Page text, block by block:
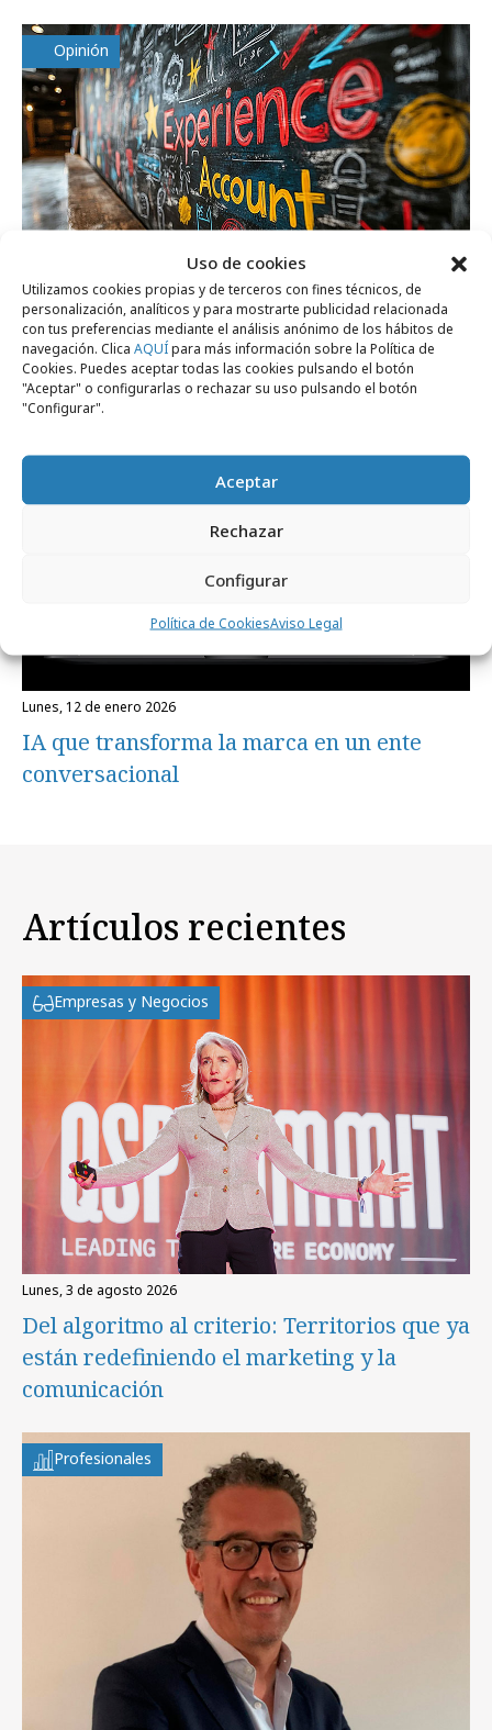
Uso de cookies
Utilizamos cookies propias y de terceros con fines técnicos, de
personalización, analíticos y para mostrarte publicidad relacionada
con tus preferencias mediante el análisis anónimo de los hábitos de
navegación. Clica AQUÍpara más información sobre la Política de
Cookies. Puedes aceptar todas las cookies pulsando el botón
"Aceptar" o configurarlas o rechazar su uso pulsando el botón
"Configurar".
Aceptar
Rechazar
Configurar
Política de CookiesAviso Legal
Opinión
lunes, 2 de febrero 2026
En casa del herrero…
lunes, 12 de enero 2026
IA que transforma la marca en un ente
conversacional
Artículos recientes
Empresas y Negocios
lunes, 3 de agosto 2026
Del algoritmo al criterio: Territorios que ya
están redefiniendo el marketing y la
comunicación
Profesionales